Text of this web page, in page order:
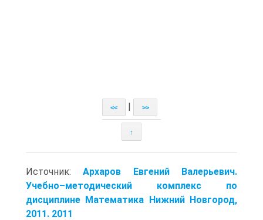
<< >>
↑
Источник:Архаров Евгений Валерьевич.
Учебно–методический комплекс по
дисциплине Математика Нижний Новгород,
2011. 2011